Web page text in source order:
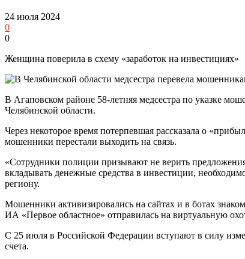
24 июля 2024
0
0
Женщина поверила в схему «заработок на инвестициях»
В Агаповском районе 58-летняя медсестра по указке
Челябинской области.
Через некоторое время потерпевшая рассказала о
мошенники перестали выходить на связь.
«Сотрудники полиции призывают не верить
вкладывать денежные средства в инвестиции,
региону.
Мошенники активизировались на сайтах и в ботах
ИА «Первое областное» отправилась на виртуальную
С 25 июля в Российской Федерации вступают в силу
счета.